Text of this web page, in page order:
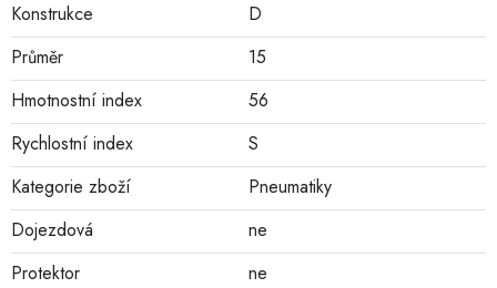
Konstrukce
D
Průměr
15
Hmotnostní index
56
Rychlostní index
S
Kategorie zboží
Pneumatiky
Dojezdová
ne
Protektor
ne